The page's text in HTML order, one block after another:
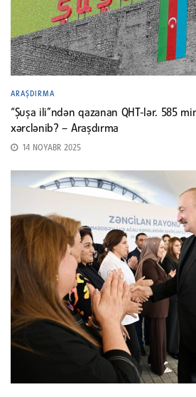
ARAŞDIRMA
“Şuşa ili”ndən qazanan QHT-lər. 585
xərclənib? – Araşdırma
14 NOYABR 2025